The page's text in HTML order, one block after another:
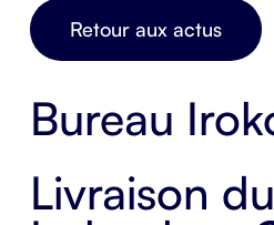
Retour aux actus
Bureau
Livraison